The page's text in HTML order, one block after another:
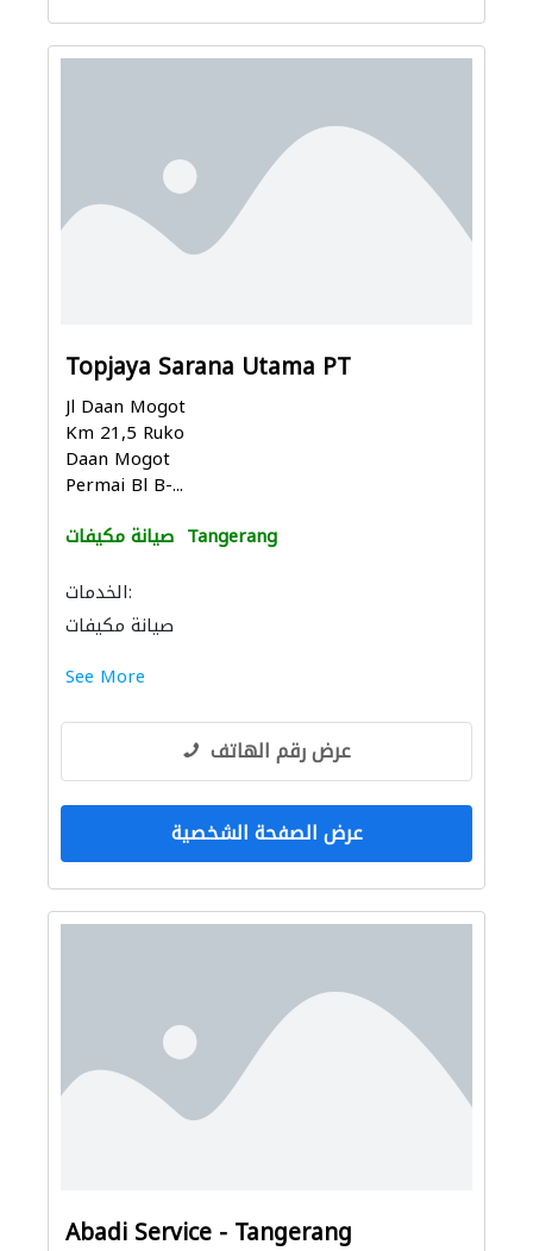
Topjaya Sarana Utama PT
Jl Daan Mogot
Km 21,5 Ruko
Daan Mogot
Permai Bl B-...
صيانة مكيفات Tangerang
الخدمات:
صيانة مكيفات
See More
عرض رقم الهاتف
عرض الصفحة الشخصية
Abadi Service - Tangerang